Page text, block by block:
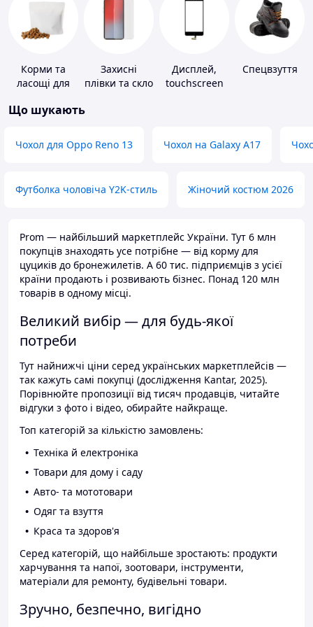
Корми та
ласощі для
тварин і
Захисні
плівки та скло
Дисплей,
touchscreen
Спецвзуття
Що шукають
Чохол для Oppo Reno 13 Чохол на Galaxy A17
Футболка чоловіча Y2K-стиль Жіночий костюм 2026
Prom — найбільший маркетплейс України. Тут 6 млн
покупців знаходять усе потрібне — від корму для
цуциків до бронежилетів. А 60 тис. підприємців з усієї
країни продають і розвивають бізнес. Понад 120 млн
товарів в одному місці.
Великий вибір — для будь-якої
потреби
Тут найнижчі ціни серед українських маркетплейсів —
так кажуть самі покупці (дослідження Kantar, 2025).
Порівнюйте пропозиції від тисяч продавців, читайте
відгуки з фото і відео, обирайте найкраще.
Топ категорій за кількістю замовлень:
Техніка й електроніка
Товари для дому і саду
Авто- та мототовари
Одяг та взуття
Краса та здоров'я
Серед категорій, що найбільше зростають: продукти
харчування та напої, зоотовари, інструменти,
матеріали для ремонту, будівельні товари.
Зручно, безпечно, вигідно